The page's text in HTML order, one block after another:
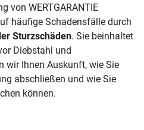
von WERTGARANTIE
häufige Schadensfälle durch
Sturzschäden. Sie beinhaltet
Diebstahl und
wir Ihnen Auskunft, wie Sie
abschließen und wie Sie
können.